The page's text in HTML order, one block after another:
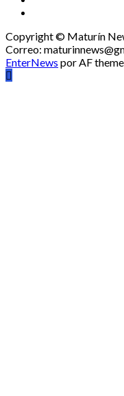
Copyright © Maturín
Correo:
EnterNews por AF